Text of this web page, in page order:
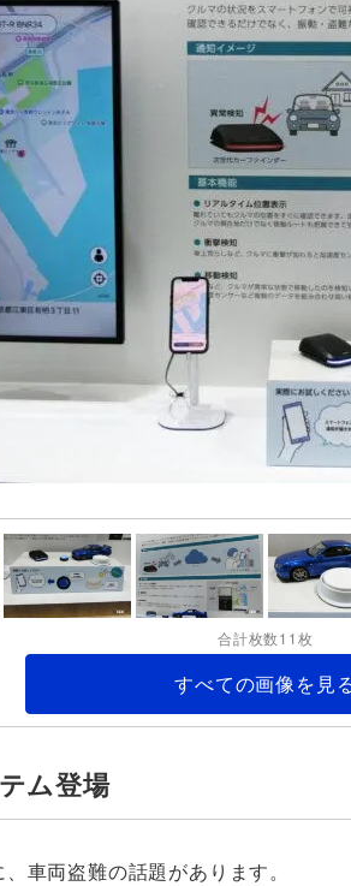
合計枚数11枚
すべての画像を見
ム登場
車両盗難の話題があります。